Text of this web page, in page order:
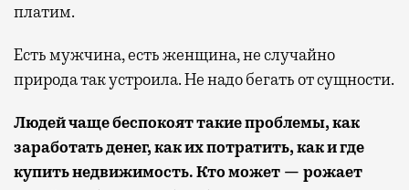
платим.
Есть мужчина, есть женщина, не случайно
природа так устроила. Не надо бегать от сущности.
Людей чаще беспокоят такие проблемы, как
заработать денег, как их потратить, как и где
купить недвижимость. Кто может — рожает